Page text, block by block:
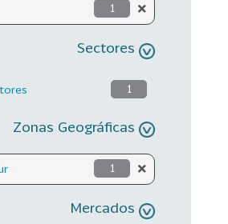
1
Sectores
1
Zonas Geográficas
1
Mercados